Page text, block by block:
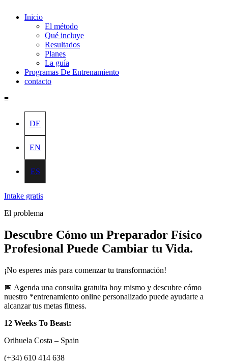
Inicio
El método
Qué incluye
Resultados
Planes
La guía
Programas De Entrenamiento
contacto
≡
DE
EN
ES
Intake gratis
El problema
Descubre Cómo un Preparador Físico
Profesional Puede Cambiar tu Vida.
¡No esperes más para comenzar tu transformación!
📅 Agenda una consulta gratuita hoy mismo y descubre cómo
nuestro *entrenamiento online personalizado puede ayudarte a
alcanzar tus metas fitness.
12 Weeks To Beast:
Orihuela Costa – Spain
(+34) 610 414 638